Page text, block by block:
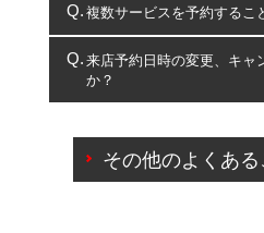
コクピット・タイヤ館のみ
複数サービスを予約するこ
複数サービスのご予約は可
一部の商品・サービスの組み合
出来ないものもございます。
来店予約日時の変更、キャ
か？
ご来店予約日の3営業日前
の日時変更につきましては
その他のよくあ